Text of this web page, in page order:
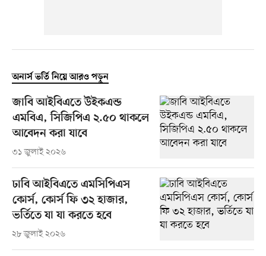
অনার্স ভর্তি নিয়ে আরও পড়ুন
জাবি আইবিএতে উইকএন্ড
এমবিএ, সিজিপিএ ২.৫০ থাকলে
আবেদন করা যাবে
৩১ জুলাই ২০২৬
ঢাবি আইবিএতে এমসিপিএস
কোর্স, কোর্স ফি ৩২ হাজার,
ভর্তিতে যা যা করতে হবে
২৮ জুলাই ২০২৬